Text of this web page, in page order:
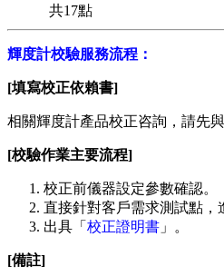
共17點
輝度計校驗服務流程：
[填寫校正依賴書]
相關輝度計產品校正咨詢，請先
[校驗作業主要流程]
校正前儀器設定參數確認。
直接針對客戶需求測試點，
出具「 校正證明書 」。
[備註]